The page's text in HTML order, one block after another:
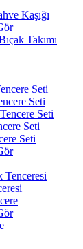
Kaşığı
Takımı
Seti
Seti
Seti
Seti
Seti
Tenceresi